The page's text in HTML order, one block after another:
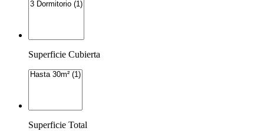
Superficie Cubierta
Superficie Total